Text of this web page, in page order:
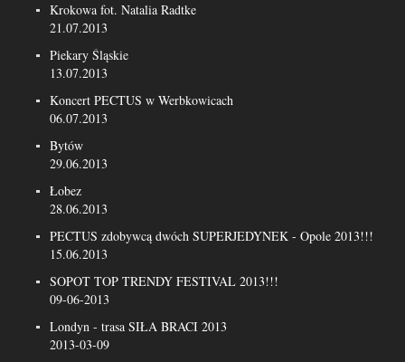
Krokowa fot. Natalia Radtke
21.07.2013
Piekary Śląskie
13.07.2013
Koncert PECTUS w Werbkowicach
06.07.2013
Bytów
29.06.2013
Łobez
28.06.2013
PECTUS zdobywcą dwóch SUPERJEDYNEK - Opole 2013!!!
15.06.2013
SOPOT TOP TRENDY FESTIVAL 2013!!!
09-06-2013
Londyn - trasa SIŁA BRACI 2013
2013-03-09